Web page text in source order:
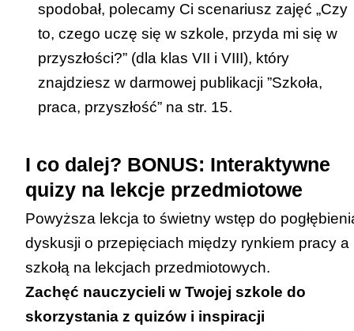
spodobał, polecamy Ci scenariusz zajęć „Czy
to, czego uczę się w szkole, przyda mi się w
przyszłości?” (dla klas VII i VIII), który
znajdziesz w darmowej publikacji ”Szkoła,
praca, przyszłość” na str. 15.
I co dalej? BONUS: Interaktywne
quizy na lekcje przedmiotowe
Powyższa lekcja to świetny wstęp do
dyskusji o przepięciach między rynkiem pracy a
szkołą na lekcjach przedmiotowych.
Zachęć nauczycieli w Twojej szkole do
skorzystania z quizów i inspiracji